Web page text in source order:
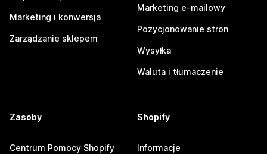
Marketing i konwersja
Zarządzanie sklepem
Marketing e-mailowy
Pozycjonowanie stron
Wysyłka
Waluta i tłumaczenie
Zasoby
Centrum Pomocy Shopify
Shopify
Informacje